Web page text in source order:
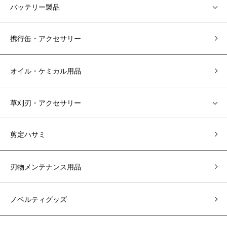
バッテリー製品
携行缶・アクセサリー
オイル・ケミカル用品
草刈刃・アクセサリー
剪定ハサミ
刃物メンテナンス用品
ノベルティグッズ